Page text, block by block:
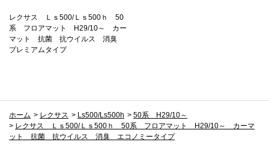
レクサス Ｌｓ500/Ｌｓ500ｈ 50
系 フロアマット H29/10～ カー
マット 抗菌 抗ウイルス 消臭
プレミアムタイプ
ホーム > レクサス > Ls500/Ls500h > 50系 H29/10～
> レクサス Ｌｓ500/Ｌｓ500ｈ 50系 フロアマット H29/10～ カーマ
ット 抗菌 抗ウイルス 消臭 エコノミータイプ